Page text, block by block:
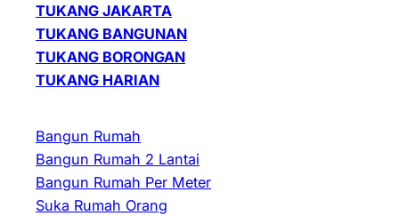
TUKANG JAKARTA
TUKANG BANGUNAN
TUKANG BORONGAN
TUKANG HARIAN
Bangun Rumah
Bangun Rumah 2 Lantai
Bangun Rumah Per Meter
Suka Rumah Orang